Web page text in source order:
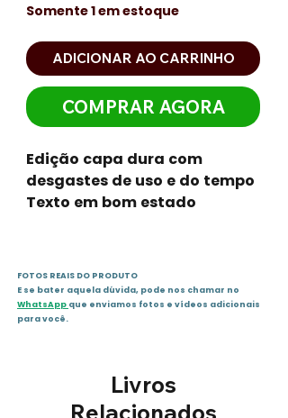
Somente 1 em estoque
ADICIONAR AO CARRINHO
COMPRAR AGORA
Edição capa dura com
desgastes de uso e do tempo
Texto em bom estado
FOTOS REAIS DO PRODUTO
E se bater aquela dúvida, pode nos chamar no
WhatsApp que enviamos fotos e vídeos adicionais
para você.
Livros
Relacionados